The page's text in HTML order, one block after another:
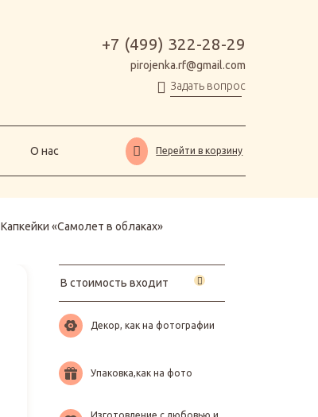
+7 (499) 322-28-29
pirojenka.rf@gmail.com
Задать вопрос
О нас Перейти в корзину
Капкейки «Самолет в облаках»
В стоимость входит
Декор, как на фотографии
Упаковка,как на фото